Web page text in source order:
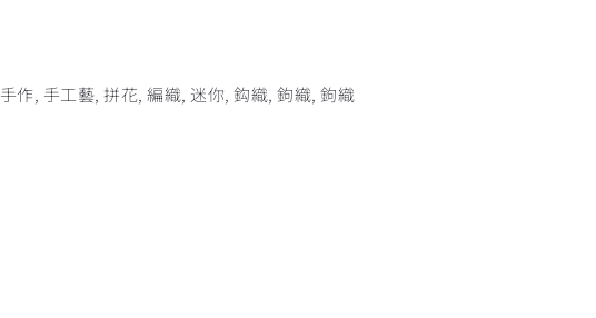
手作, 手工藝, 拼花, 編織, 迷你, 鈎織, 鉤織, 鉤織